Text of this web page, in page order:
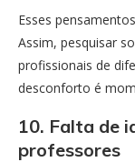
Esses
Assim, pesquisar
profissionais de
desconforto é
10. Falta de
professores